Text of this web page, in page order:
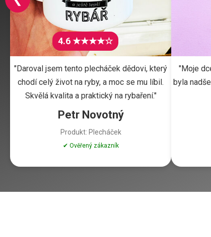
4.6 ★★★★☆
"Daroval jsem tento plecháček dědovi, který
chodí celý život na ryby, a moc se mu líbil.
Skvělá kvalita a praktický na rybaření."
Petr Novotný
Produkt: Plecháček
✔ Ověřený zákazník
"Moje
byla